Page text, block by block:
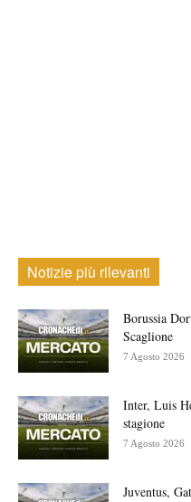
Notizie più rilevanti
Borussia
Scaglione
7 Agosto 2026
Inter, Luis
stagione
7 Agosto 2026
Juventus,